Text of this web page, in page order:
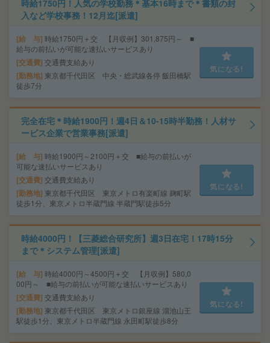
時給1750円！人気の学校勤務＊基本16時まで＊書類の封
入など学校事務！12月迄[派遣]
給 与 時給1750円＋交 【月収例】301,875円～ ■
給与の前払いが可能な速払いサービスあり
交通費 交通費支給あり
勤務地 東京都千代田区 中央・総武線各停 飯田橋駅
徒歩7分
気になる!
完全在宅＊時給1900円！週4日＆10-15時半勤務！人材サ
ービス企業で営業事務[派遣]
給 与 時給1900円～2100円＋交 ■給与の前払いが
可能な速払いサービスあり
交通費 交通費支給あり
勤務地 東京都千代田区 東京メトロ有楽町線 麹町駅
徒歩1分、東京メトロ半蔵門線 半蔵門駅徒歩5分
気になる!
時給4000円！【三菱総合研究所】週3日在宅！17時15分
まで＊システム管理[派遣]
給 与 時給4000円～4500円＋交 【月収例】580,0
00円～ ■給与の前払いが可能な速払いサービスあり
交通費 交通費支給あり
勤務地 東京都千代田区 東京メトロ銀座線 溜池山王
駅徒歩1分、東京メトロ半蔵門線 永田町駅徒歩8分
気になる!